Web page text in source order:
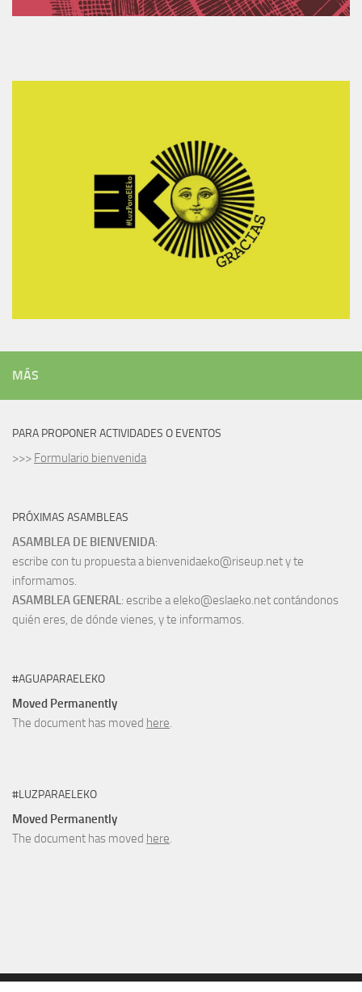
MÁS
PARA PROPONER ACTIVIDADES O EVENTOS
>>> Formulario bienvenida
PRÓXIMAS ASAMBLEAS
ASAMBLEA DE BIENVENIDA:
escribe con tu propuesta a bienvenidaeko@riseup.net y te
informamos.
ASAMBLEA GENERAL: escribe a eleko@eslaeko.net contándonos
quién eres, de dónde vienes, y te informamos.
#AGUAPARAELEKO
Moved Permanently
The document has moved here.
#LUZPARAELEKO
Moved Permanently
The document has moved here.